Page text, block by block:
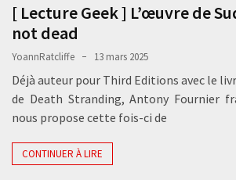
[ Lecture Geek ] L’œuvre de
not dead
YoannRatcliffe 13 mars 2025
Déjà auteur pour Third Editions avec le
de Death Stranding, Antony Fournier
nous propose cette fois-ci de
CONTINUER À LIRE